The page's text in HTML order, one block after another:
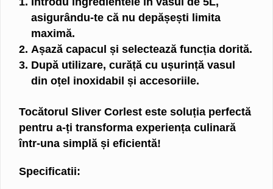
asigurându-te că nu depășești limita
maximă.
Așază capacul și selectează funcția dorită.
După utilizare, curăță cu ușurință vasul
din oțel inoxidabil și accesoriile.
Tocătorul Sliver Corlest este soluția perfectă
pentru a-ți transforma experiența culinară
într-una simplă și eficientă!
Specificatii: